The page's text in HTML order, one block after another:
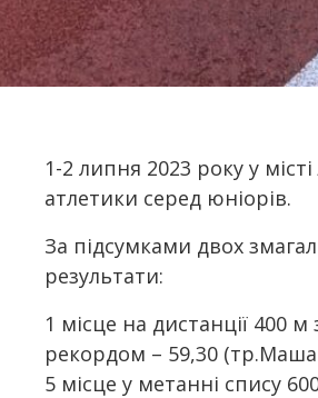
1-2 липня 2023 року у
атлетики серед юніорів.
За підсумками двох
результати:
1 місце на дистанції 400
рекордом – 59,30
5 місце у метанні спису